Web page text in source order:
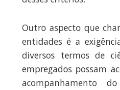
Outro aspecto que
entidades é a
diversos termos de
empregados possam
acompanhamento